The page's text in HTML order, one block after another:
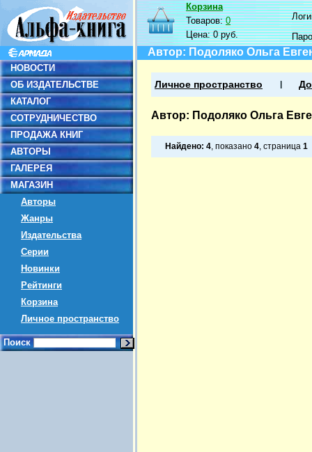
НОВОСТИ
ОБ ИЗДАТЕЛЬСТВЕ
КАТАЛОГ
СОТРУДНИЧЕСТВО
ПРОДАЖА КНИГ
АВТОРЫ
ГАЛЕРЕЯ
МАГАЗИН
Авторы
Жанры
Издательства
Серии
Новинки
Рейтинги
Корзина
Личное пространство
Поиск
Корзина
Товаров:0
Цена:0 руб.
Автор: Подоляко Ольга
Личное пространство
Автор: Подоляко Ольга
Найдено: 4, показано 4, страница 1